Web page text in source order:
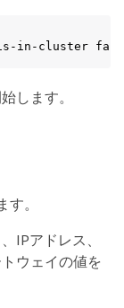
-is-in-cluster
します。
。
IPアドレス、
ウェイの値を